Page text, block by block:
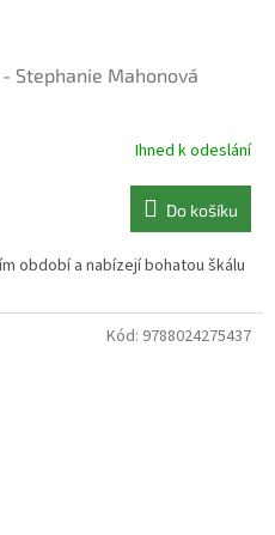
Stephanie Mahonová
Ihned k odeslání
Do košíku
období a nabízejí bohatou škálu
Kód: 9788024275437